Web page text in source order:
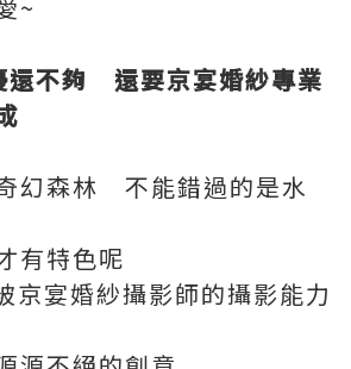
~
還不夠 還要京宴婚紗專業
幻森林 不能錯過的是水
有特色呢
京宴婚紗攝影師的攝影能力